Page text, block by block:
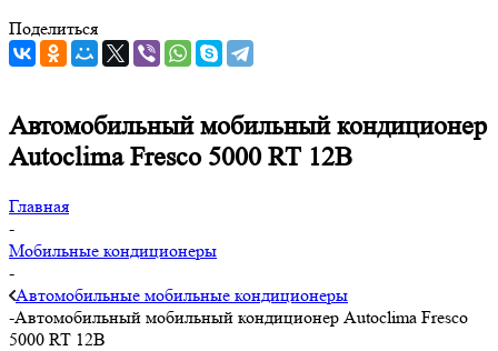
Поделиться
Автомобильный мобильный кондиционер
Autoclima Fresco 5000 RT 12В
Главная
-
Мобильные кондиционеры
-
Автомобильные мобильные кондиционеры
-Автомобильный мобильный кондиционер Autoclima Fresco
5000 RT 12В